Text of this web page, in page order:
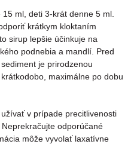
ml, deti 3-krát denne 5 ml.
krátkym kloktaním
sirup lepšie účinkuje na
podnebia a mandlí. Pred
je prirodzenou
maximálne po dobu
v prípade precitlivenosti
odporúčané
môže vyvolať laxatívne